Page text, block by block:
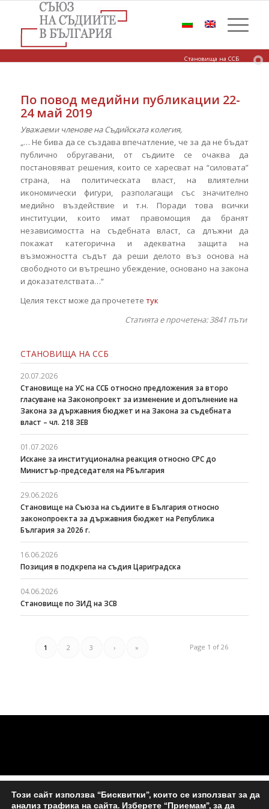
Становища на ССБ
По повод медийни публикации 22-
24 май 2019
Уважаеми членове на Съдийската колегия,
„… Не бива да се създава впечатление, че за да не бъдат
публично обругавани, от съдиите се очаква да
постановяват решения, които се харесват на “силовата”
страна, на политическата власт, на влиятелни
икономически фигури, разполагащи със значително
медийно въздействие и т.н. Поради това всички
институции, които имат правомощия да бранят
независимостта на съдебната власт, са длъжни да
покажат категорична и адекватна защита на
възможността съдът да реши делото въз основа на
свободното си вътрешно убеждение, основано на закона
и доказателствата…“
Целия текст може да прочетете тук
Статията е прочетена: 3841 пъти
СТАНОВИЩА НА ССБ
20.07.2026
Становище на УС на ССБ относно предложения за второ
гласуване на Законопроект за изменение и допълнение на
Закона за държавния бюджет и на Закона за съдебната
власт – чл. 218 ЗЕВ
01.07.2026
Искане за институционална реакция относно СРС до
Министър-председателя на РБългария
29.06.2026
Становище на Съюза на съдиите в България относно
законопроекта за държавния бюджет на Република
България за 2026 г.
16.06.2026
Позиция в подкрепа на съдия Цариградска
04.06.2026
Становище по ЗИД на ЗСВ
Page 1 of 26
1 2 3 › »
Този сайт използва “Бисквитки”, които се използват за да
анализ трафика на сайта. Изберете “Приемам”, за да